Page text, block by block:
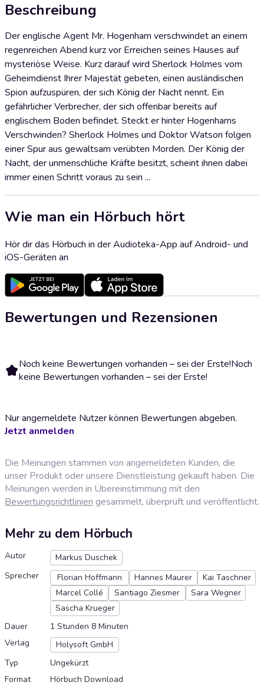
Beschreibung
Der englische Agent Mr. Hogenham verschwindet an einem
regenreichen Abend kurz vor Erreichen seines Hauses auf
mysteriöse Weise. Kurz darauf wird Sherlock Holmes vom
Geheimdienst Ihrer Majestät gebeten, einen ausländischen
Spion aufzuspüren, der sich König der Nacht nennt. Ein
gefährlicher Verbrecher, der sich offenbar bereits auf
englischem Boden befindet. Steckt er hinter Hogenhams
Verschwinden? Sherlock Holmes und Doktor Watson folgen
einer Spur aus gewaltsam verübten Morden. Der König der
Nacht, der unmenschliche Kräfte besitzt, scheint ihnen dabei
immer einen Schritt voraus zu sein ...
Wie man ein Hörbuch hört
Hör dir das Hörbuch in der Audioteka-App auf Android- und
iOS-Geräten an
Bewertungen und Rezensionen
Noch keine Bewertungen vorhanden – sei der Erste!Noch
keine Bewertungen vorhanden – sei der Erste!
Nur angemeldete Nutzer können Bewertungen abgeben.
Jetzt anmelden
Die Meinungen stammen von angemeldeten Kunden, die
unser Produkt oder unsere Dienstleistung gekauft haben. Die
Meinungen werden in Übereinstimmung mit den
Bewertungsrichtlinien gesammelt, überprüft und veröffentlicht.
Mehr zu dem Hörbuch
Autor
Markus Duschek
Sprecher
Florian Hoffmann Hannes Maurer
Kai Taschner
Marcel Collé
Santiago Ziesmer
Sara Wegner
Sascha Krueger
Dauer
1 Stunden 8 Minuten
Verlag
Holysoft GmbH
Typ
Ungekürzt
Format
Hörbuch Download